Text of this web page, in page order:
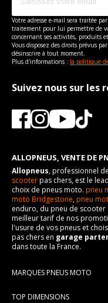
Votre adresse e-mail sera traitée
traitement pour lui permettre de
concernant ses activités, produits
Vous disposez des droits prévus
désinscrire à tout moment.
Plus d'informations : la politique
Suivez nous sur les
ALLOPNEUS, VENTE DE
Allopneus, professionnel
scooterpas chers, est le
choix de pneus moto. pneu
moto Bridgestone,pneu
enduro, du pneu de
meilleur tarif de nos
l'usure de vos pneus et
pas chers en garage
dans toute la France.
MARQUES PNEUS MOTO
TOP DIMENSIONS